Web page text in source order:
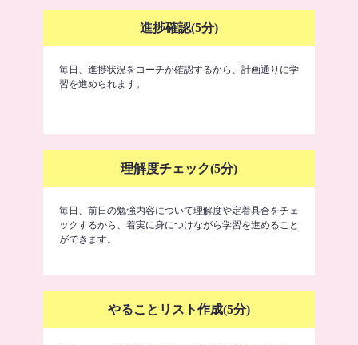
進捗確認(5分)
毎日、進捗状況をコーチが確認するから、計画通りに学
習を進められます。
理解度チェック(5分)
毎日、前日の勉強内容について理解度や定着具合をチェ
ックするから、着実に身につけながら学習を進めること
ができます。
やることリスト作成(5分)